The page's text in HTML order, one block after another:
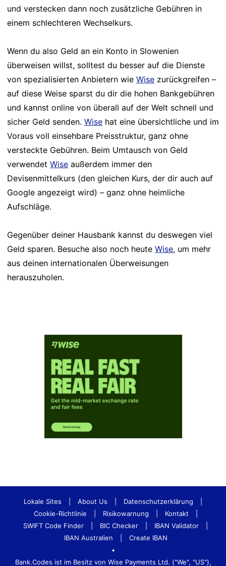
und verstecken dann noch zusätzliche Gebühren in
einem schlechteren Wechselkurs.
Wenn du also Geld an ein Konto in Slowenien
überweisen willst, solltest du besser auf die Dienste
von spezialisierten Anbietern wie Wise zurückgreifen –
auf diese Weise sparst du dir die hohen Bankgebühren
und kannst online von überall auf der Welt schnell und
sicher Geld senden. Wise hat eine übersichtliche und im
Voraus voll einsehbare Preisstruktur, ganz ohne
versteckte Gebühren. Beim Umtausch von Geld
verwendet Wise außerdem immer den
Devisenmittelkurs (den gleichen Kurs, der dir auch auf
Google angezeigt wird) – ganz ohne heimliche
Aufschläge.
Gegenüber deiner Hausbank kannst du deswegen viel
Geld sparen. Besuche also noch heute Wise, um mehr
aus deinen internationalen Überweisungen
herauszuholen.
Lokale Sites About Us Datenschutzerklärung
Cookie-Richtlinie
Risikowarnung Kontakt
SWIFT Code Finder
BIC Checker IBAN Validator
IBAN Australien
Create IBAN
•
Bank.Codes ist im Besitz von Wise Payments Ltd. ("We", "US"),